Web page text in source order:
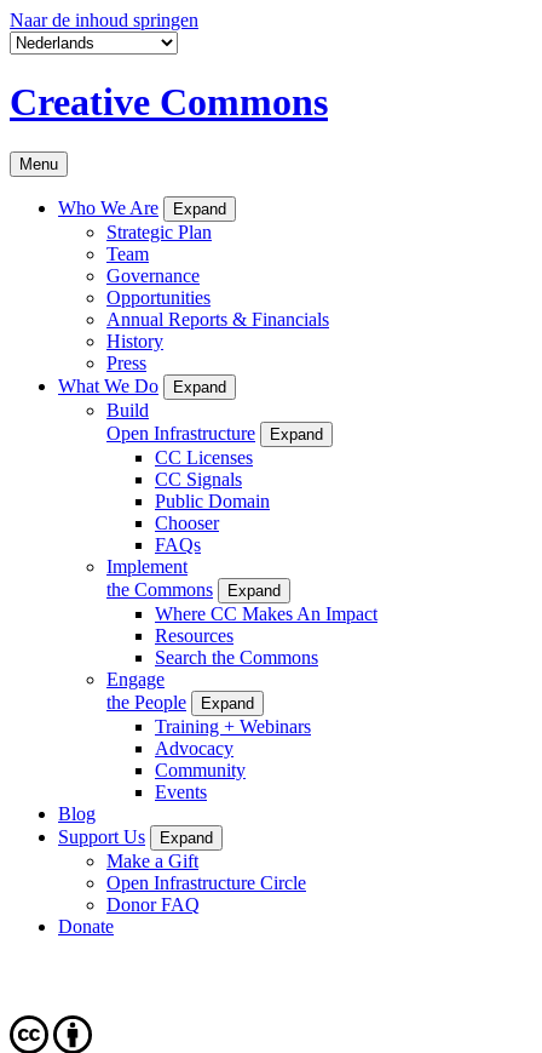
Naar de inhoud springen
Creative Commons
Menu
Who We Are Expand
Strategic Plan
Team
Governance
Opportunities
Annual Reports & Financials
History
Press
What We Do
Expand
Build
Open Infrastructure
Expand
CC Licenses
CC Signals
Public Domain
Chooser
FAQs
Implement
the Commons
Expand
Where CC Makes An Impact
Resources
Search the Commons
Engage
the People
Expand
Training + Webinars
Advocacy
Community
Events
Blog
Support Us
Expand
Make a Gift
Open Infrastructure Circle
Donor FAQ
Donate